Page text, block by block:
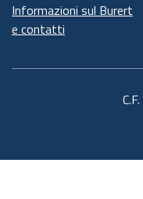
Informazioni sul Burert
e contatti